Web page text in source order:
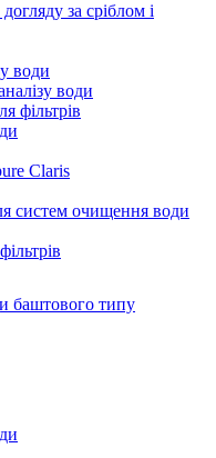
за сріблом і
води
води
фільтрів
Claris
систем очищення води
баштового типу